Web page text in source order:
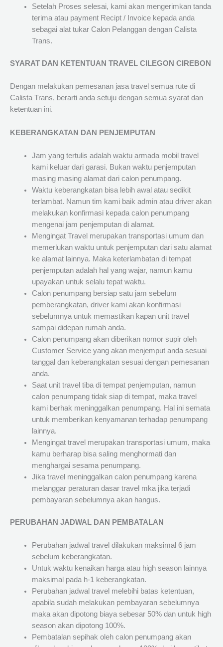
Setelah Proses selesai, kami akan mengerimkan tanda
terima atau payment Recipt / Invoice kepada anda
sebagai alat tukar Calon Pelanggan dengan Calista
Trans.
SYARAT DAN KETENTUAN TRAVEL CILEGON CIREBON
Dengan melakukan pemesanan jasa travel semua rute di
Calista Trans, berarti anda setuju dengan semua syarat dan
ketentuan ini.
KEBERANGKATAN DAN PENJEMPUTAN
Jam yang tertulis adalah waktu armada mobil travel
kami keluar dari garasi. Bukan waktu penjemputan
masing masing alamat dari calon penumpang.
Waktu keberangkatan bisa lebih awal atau sedikit
terlambat. Namun tim kami baik admin atau driver akan
melakukan konfirmasi kepada calon penumpang
mengenai jam penjemputan di alamat.
Mengingat Travel merupakan transportasi umum dan
memerlukan waktu untuk penjemputan dari satu alamat
ke alamat lainnya. Maka keterlambatan di tempat
penjemputan adalah hal yang wajar, namun kamu
upayakan untuk selalu tepat waktu.
Calon penumpang bersiap satu jam sebelum
pemberangkatan, driver kami akan konfirmasi
sebelumnya untuk memastikan kapan unit travel
sampai didepan rumah anda.
Calon penumpang akan diberikan nomor supir oleh
Customer Service yang akan menjemput anda sesuai
tanggal dan keberangkatan sesuai dengan pemesanan
anda.
Saat unit travel tiba di tempat penjemputan, namun
calon penumpang tidak siap di tempat, maka travel
kami berhak meninggalkan penumpang. Hal ini semata
untuk memberikan kenyamanan terhadap penumpang
lainnya.
Mengingat travel merupakan transportasi umum, maka
kamu berharap bisa saling menghormati dan
menghargai sesama penumpang.
Jika travel meninggalkan calon penumpang karena
melanggar peraturan dasar travel mka jika terjadi
pembayaran sebelumnya akan hangus.
PERUBAHAN JADWAL DAN PEMBATALAN
Perubahan jadwal travel dilakukan maksimal 6 jam
sebelum keberangkatan.
Untuk waktu kenaikan harga atau high season lainnya
maksimal pada h-1 keberangkatan.
Perubahan jadwal travel melebihi batas ketentuan,
apabila sudah melakukan pembayaran sebelumnya
maka akan dipotong biaya sebesar 50% dan untuk high
season akan dipotong 100%.
Pembatalan sepihak oleh calon penumpang akan